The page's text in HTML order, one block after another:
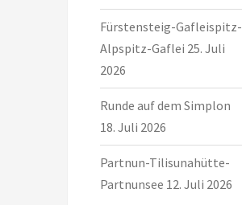
Fürstensteig-Gafleispitz-
Alpspitz-Gaflei 25. Juli
2026
Runde auf dem Simplon
18. Juli 2026
Partnun-Tilisunahütte-
Partnunsee 12. Juli 2026